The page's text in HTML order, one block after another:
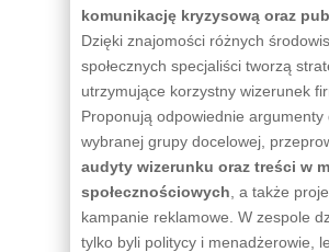
komunikację kryzysową oraz
Dzięki znajomości różnych
społecznych specjaliści tworzą
utrzymujące korzystny wizerunek
Proponują odpowiednie argumenty
wybranej grupy docelowej,
audyty wizerunku oraz treści w
społecznościowych , a także
kampanie reklamowe. W zespole
tylko byli politycy i menadżerowie,